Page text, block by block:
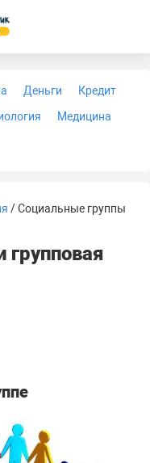
Деньги
Кредит
Медицина
/ Социальные группы